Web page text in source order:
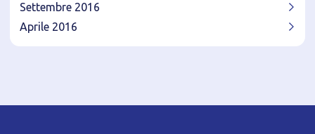
Settembre 2016
Aprile 2016